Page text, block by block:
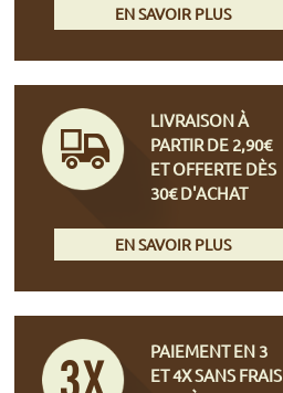
EN SAVOIR PLUS
LIVRAISON À
PARTIR DE 2,90€
ET OFFERTE DÈS
30€ D'ACHAT
EN SAVOIR PLUS
PAIEMENT EN 3
ET 4X SANS FRAIS